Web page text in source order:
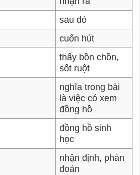
sau đó
cuốn hút
thấy bồn chồn,
sốt ruột
nghĩa trong bài
là việc có xem
đồng hồ
đồng hồ sinh
học
nhận định, phán
đoán